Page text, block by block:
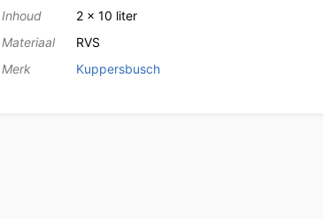
Inhoud
2 x 10 liter
Materiaal
RVS
Merk
Kuppersbusch